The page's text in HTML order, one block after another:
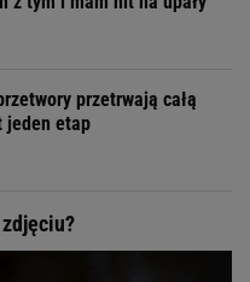
przetrwają całą
jeden etap